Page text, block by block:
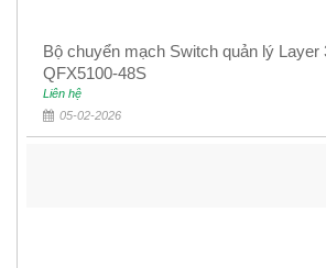
Bộ chuyển mạch Switch quản lý Layer
QFX5100-48S
Liên hệ
05-02-2026